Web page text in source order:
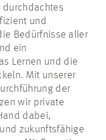
durchdachtes
und
Bedürfnisse aller
ein
Lernen und die
Mit unserer
der
wir private
dabei,
zukunftsfähige